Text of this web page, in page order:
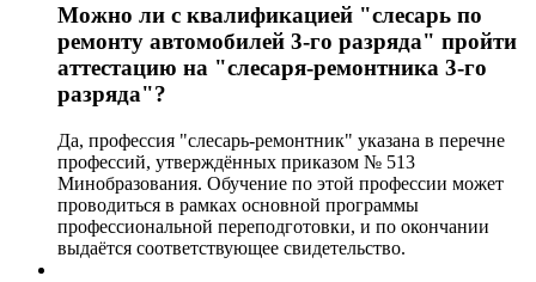
Можно ли с квалификацией "слесарь по
ремонту автомобилей 3-го разряда" пройти
аттестацию на "слесаря-ремонтника 3-го
разряда"?
Да, профессия "слесарь-ремонтник" указана в перечне
профессий, утверждённых приказом № 513
Минобразования. Обучение по этой профессии может
проводиться в рамках основной программы
профессиональной переподготовки, и по окончании
выдаётся соответствующее свидетельство.